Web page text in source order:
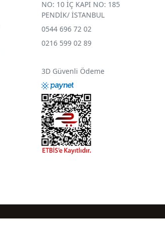
NO: 10 İÇ KAPI NO: 185
PENDİK/ İSTANBUL
0544 696 72 02
0216 599 02 89
3D Güvenli Ödeme